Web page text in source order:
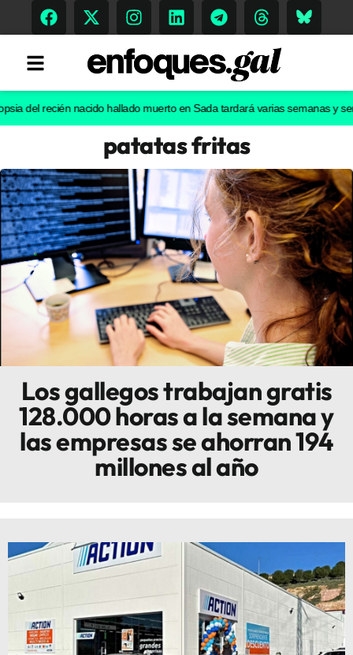
Memoria Histórica
Gastronomía
Escenarios
Sostenibilidad
Innova
recién nacido hallado muerto en Sada tardará varias semanas y será
patatas fritas
Los gallegos trabajan gratis
128.000 horas a la semana y
las empresas se ahorran 194
millones al año